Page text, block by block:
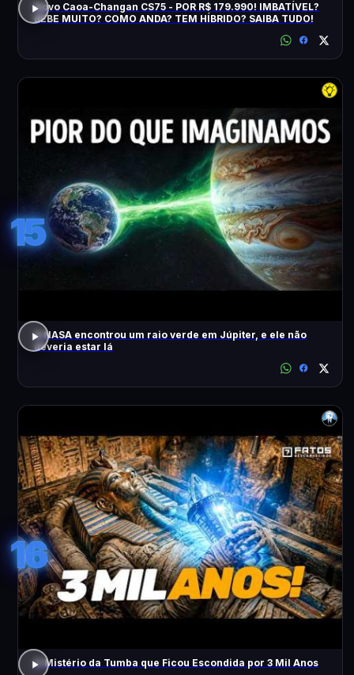
Novo Caoa-Changan CS75 - POR R$ 179.990! IMBATÍVEL?
BEBE MUITO? COMO ANDA? TEM HÍBRIDO? SAIBA TUDO!
15
A NASA encontrou um raio verde em Júpiter, e ele não
deveria estar lá
16
O Mistério da Tumba que Ficou Escondida por 3 Mil Anos